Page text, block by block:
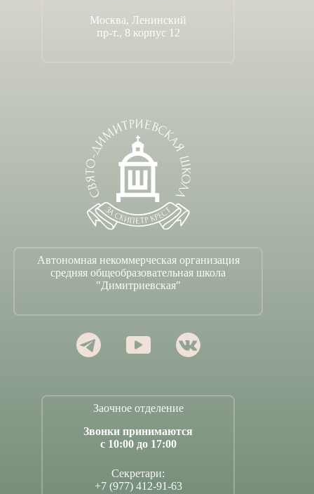
Москва, Ленинский
пр-т., 8 корпус 12
Автономная некоммерческая организация
средняя общеобразовательная школа
"Димитриевская"
Заочное отделение
Звонки принимаются
с 10:00 до 17:00
Секретари:
+7 (977) 412-91-63